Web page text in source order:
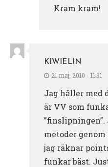
Kram kram!
KIWIELIN
21 maj, 2010 - 11:31
Jag håller med
är VV som
metoder
jag räknar
funkar bäst.